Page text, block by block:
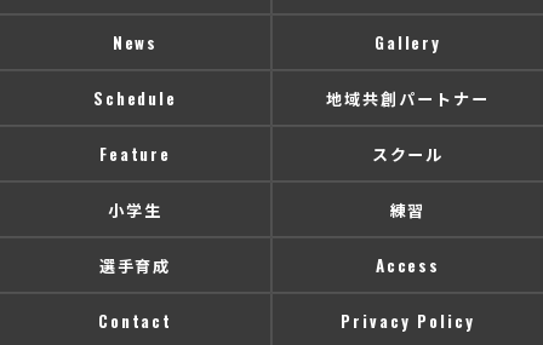
News Gallery
Schedule 地域共創パートナー
Feature スクール
小学生 練習
選手育成 Access
Contact Privacy Policy